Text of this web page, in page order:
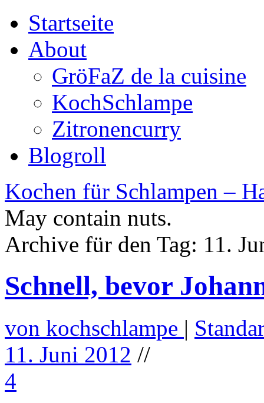
Startseite
About
GröFaZ de la cuisine
KochSchlampe
Zitronencurry
Blogroll
Kochen für Schlampen –
May contain nuts.
Archive für den Tag: 11.
Schnell, bevor
von kochschlampe |
11. Juni 2012 //
4